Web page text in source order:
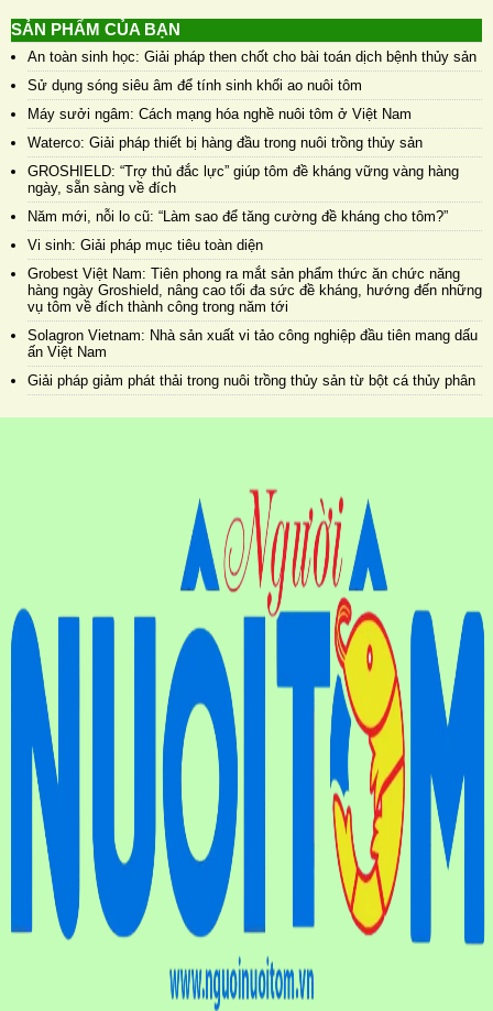
SẢN PHẨM CỦA BẠN
An toàn sinh học: Giải pháp then chốt cho bài toán dịch bệnh thủy sản
Sử dụng sóng siêu âm để tính sinh khối ao nuôi tôm
Máy sưởi ngâm: Cách mạng hóa nghề nuôi tôm ở Việt Nam
Waterco: Giải pháp thiết bị hàng đầu trong nuôi trồng thủy sản
GROSHIELD: “Trợ thủ đắc lực” giúp tôm đề kháng vững vàng hàng
ngày, sẵn sàng về đích
Năm mới, nỗi lo cũ: “Làm sao để tăng cường đề kháng cho tôm?”
Vi sinh: Giải pháp mục tiêu toàn diện
Grobest Việt Nam: Tiên phong ra mắt sản phẩm thức ăn chức năng
hàng ngày Groshield, nâng cao tối đa sức đề kháng, hướng đến những
vụ tôm về đích thành công trong năm tới
Solagron Vietnam: Nhà sản xuất vi tảo công nghiệp đầu tiên mang dấu
ấn Việt Nam
Giải pháp giảm phát thải trong nuôi trồng thủy sản từ bột cá thủy phân